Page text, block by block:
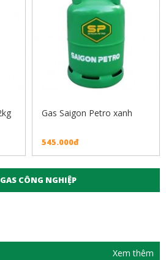
Gas Saigon Petro xanh
545.000đ
CÔNG NGHIỆP
Xem thêm